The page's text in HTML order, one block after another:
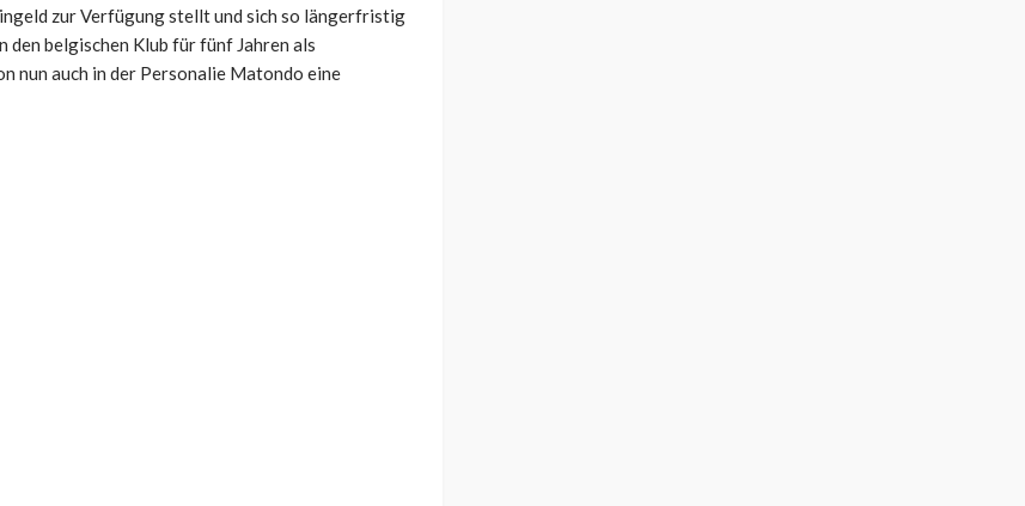
zur Verfügung stellt und sich so längerfristig
belgischen Klub für fünf Jahren als
nun auch in der Personalie Matondo eine